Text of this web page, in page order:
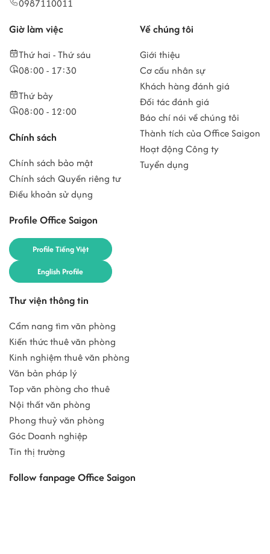
0987110011
Giờ làm việc
Thứ hai - Thứ sáu
08:00 - 17:30
Thứ bảy
08:00 - 12:00
Chính sách
Chính sách bảo mật
Chính sách Quyền riêng tư
Điều khoản sử dụng
Profile Office Saigon
Profile Tiếng Việt
English Profile
Về chúng tôi
Giới thiệu
Cơ cấu nhân sự
Khách hàng đánh giá
Đối tác đánh giá
Báo chí nói về chúng tôi
Thành tích của Office Saigon
Hoạt động Công ty
Tuyển dụng
Thư viện thông tin
Cẩm nang tìm văn phòng
Kiến thức thuê văn phòng
Kinh nghiệm thuê văn phòng
Văn bản pháp lý
Top văn phòng cho thuê
Nội thất văn phòng
Phong thuỷ văn phòng
Góc Doanh nghiệp
Tin thị trường
Follow fanpage Office Saigon